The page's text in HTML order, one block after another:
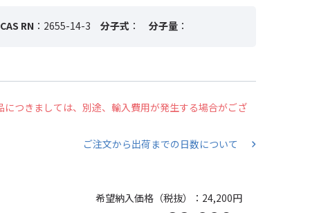
CAS RN ：2655-14-3 分子式 ： 分子量 ：
つきましては、別途、輸入費用が発生する場合がござ
ご注文から出荷までの日数について
希望納入価格（税抜）： 24,200円